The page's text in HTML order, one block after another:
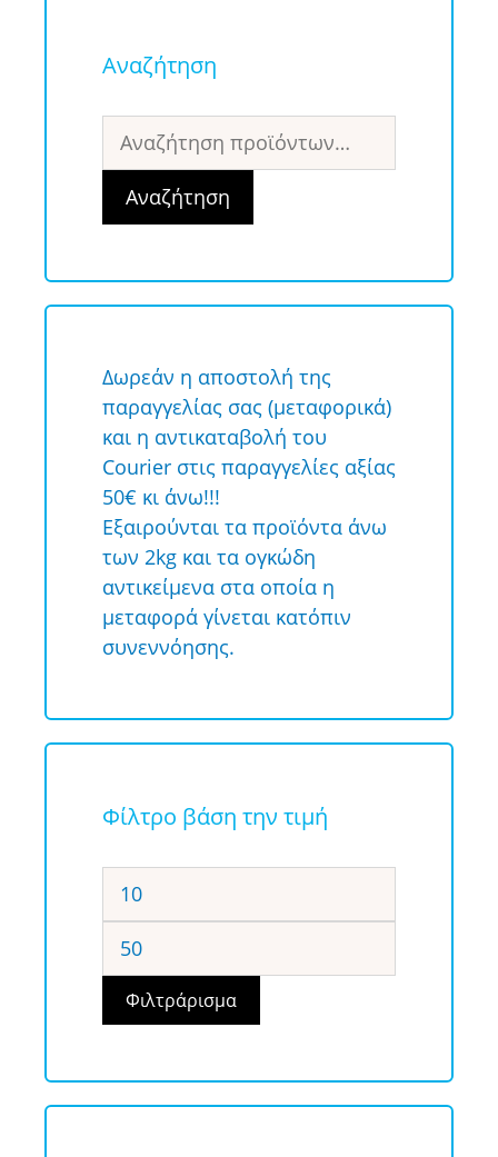
Αναζήτηση
Αναζήτηση
για:
Αναζήτηση
Δωρεάν η αποστολή της
παραγγελίας σας (μεταφορικά)
και η αντικαταβολή του
Courier στις παραγγελίες αξίας
50€ κι άνω!!!
Εξαιρούνται τα προϊόντα άνω
των 2kg και τα ογκώδη
αντικείμενα στα οποία η
μεταφορά γίνεται κατόπιν
συνεννόησης.
Φίλτρο βάση την τιμή
Ελάχιστη
τιμή
Μέγιστη
τιμή
Φιλτράρισμα